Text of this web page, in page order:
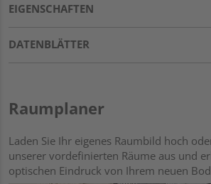
EIGENSCHAFTEN
DATENBLÄTTER
Raumplaner
Laden Sie Ihr eigenes Raumbild hoch
unserer vordefinierten Räume aus und
optischen Eindruck von Ihrem neuen